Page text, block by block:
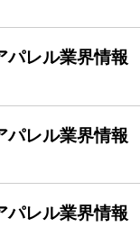
パレル業界情報
パレル業界情報
パレル業界情報